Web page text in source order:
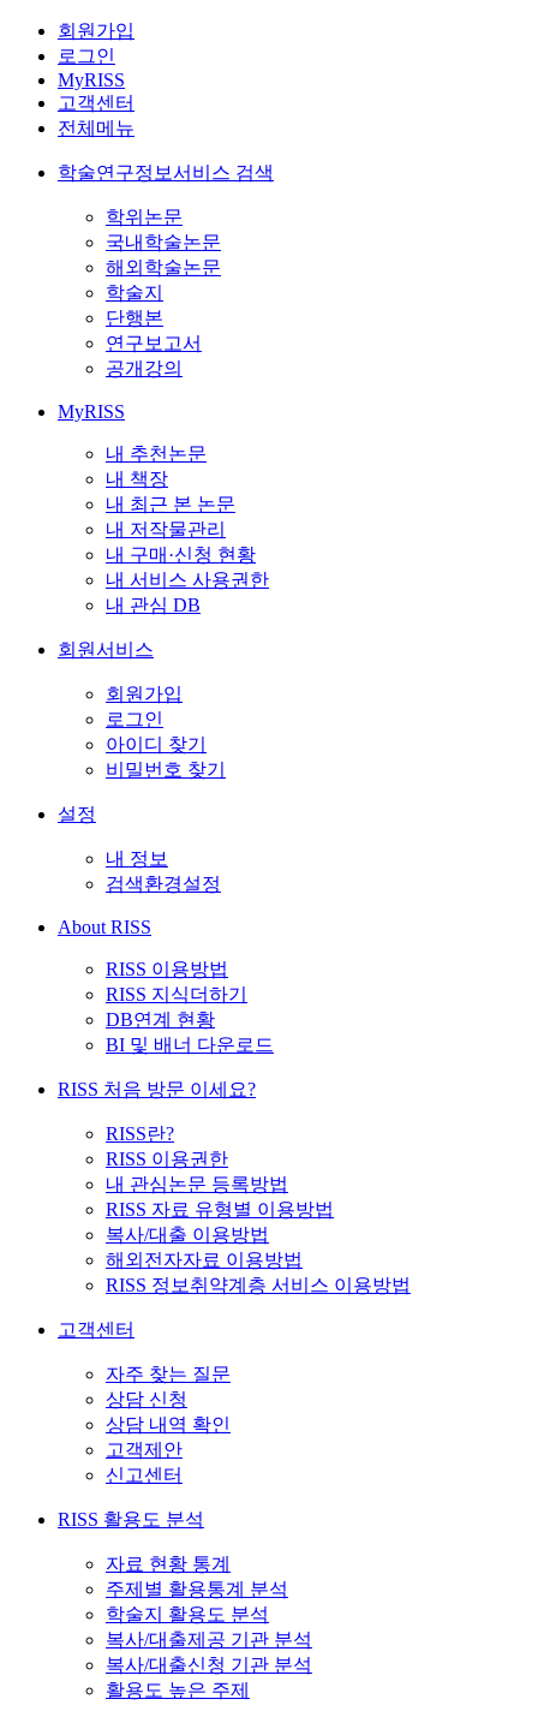
회원가입
로그인
MyRISS
고객센터
전체메뉴
학술연구정보서비스 검색
학위논문
국내학술논문
해외학술논문
학술지
단행본
연구보고서
공개강의
MyRISS
내 추천논문
내 책장
내 최근 본 논문
내 저작물관리
내 구매·신청 현황
내 서비스 사용권한
내 관심 DB
회원서비스
회원가입
로그인
아이디 찾기
비밀번호 찾기
설정
내 정보
검색환경설정
About RISS
RISS 이용방법
RISS 지식더하기
DB연계 현황
BI 및 배너 다운로드
RISS 처음 방문 이세요?
RISS란?
RISS 이용권한
내 관심논문 등록방법
RISS 자료 유형별 이용방법
복사/대출 이용방법
해외전자자료 이용방법
RISS 정보취약계층 서비스 이용방법
고객센터
자주 찾는 질문
상담 신청
상담 내역 확인
고객제안
신고센터
RISS 활용도 분석
자료 현황 통계
주제별 활용통계 분석
학술지 활용도 분석
복사/대출제공 기관 분석
복사/대출신청 기관 분석
활용도 높은 주제